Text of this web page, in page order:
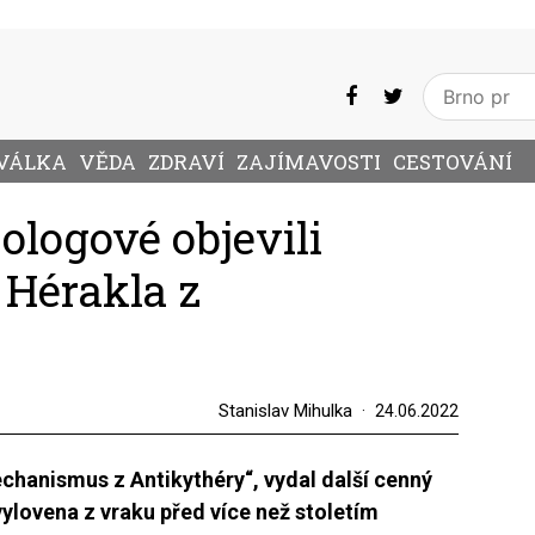
VĚDA ZDRAVÍ ZAJÍMAVOSTI CESTOVÁNÍ
objevili
z
Stanislav Mihulka 24.06.2022
z Antikythéry“, vydal další cenný
z vraku před více než stoletím